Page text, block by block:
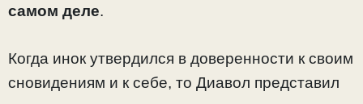
самом деле.
Когда инок утвердился в доверенности к своим
сновидениям и к себе, то Диавол представил